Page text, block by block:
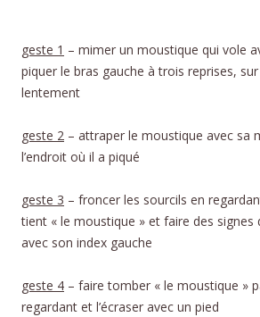
geste 1 – mimer un moustique qui vole
piquer le bras gauche à trois reprises,
lentement
geste 2 – attraper le moustique avec sa
l’endroit où il a piqué
geste 3 – froncer les sourcils en
tient « le moustique » et faire des
avec son index gauche
geste 4 – faire tomber « le moustique »
regardant et l’écraser avec un pied